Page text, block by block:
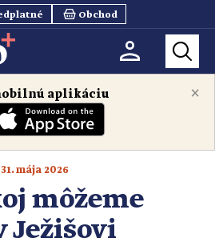
Obchod
×
aplikáciu
31. mája 2026
môžeme
Ježišovi